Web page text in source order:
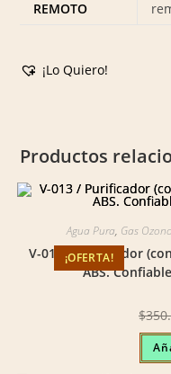
REMOTO
¡Lo Quiero!
Productos
¡OFERTA!
Agua Pura, Gas Ozono
V-013 / Purificador
ABS.
$